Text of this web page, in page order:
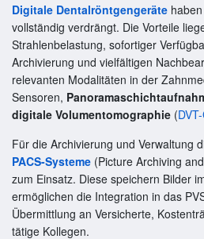
Digitale Dentalröntgengeräte
vollständig verdrängt. Die Vorteile
Strahlenbelastung, sofortiger
Archivierung und vielfältigen
relevanten Modalitäten in der
Sensoren,
digitale Volumentomographie (
Für die Archivierung und Verwaltung
PACS-Systeme (Picture Archiving
zum Einsatz. Diese speichern Bilder
ermöglichen die Integration in das
Übermittlung an Versicherte,
tätige Kollegen.